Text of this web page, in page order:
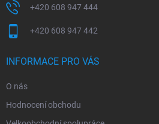
+420 608 947 444
+420 608 947 442
INFORMACE PRO VÁS
O nás
Hodnocení obchodu